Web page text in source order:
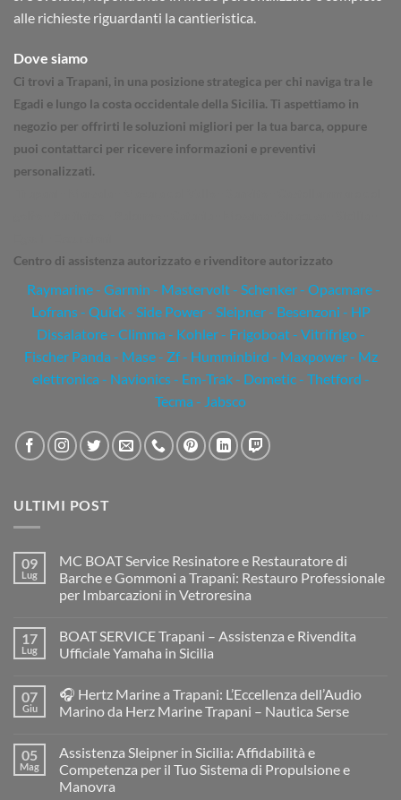
alle richieste riguardanti la cantieristica.
Dove siamo
Ci trovi a Trapani, in una posizione strategica per chi naviga tra le
Egadi e lungo la costa occidentale della Sicilia. Ti aspettiamo in
negozio per offrirti le soluzioni migliori per la tua barca, oppure
puoi contattarci per ricevere informazioni e preventivi
personalizzati.
Centro di assistenza autorizzato e rivenditore autorizzato
Raymarine- Garmin - Mastervolt - Schenker - Opacmare -
Lofrans - Quick - Side Power - Sleipner - Besenzoni - HP
Dissalatore - Climma - Kohler - Frigoboat - Vitrifrigo -
Fischer Panda - Mase - Zf - Humminbird - Maxpower - Mz
elettronica - Navionics - Em-Trak - Dometic - Thetford -
Tecma - Jabsco
ULTIMI POST
09
Lug
MC BOAT Service Resinatore e Restauratore di
Barche e Gommoni a Trapani: Restauro Professionale
per Imbarcazioni in Vetroresina
su
MC
BOAT
e
Restauratore
di
Gommoni
a
Trapani:
Restauro
17
Lug
BOAT SERVICE Trapani – Assistenza e Rivendita
Ufficiale Yamaha in Sicilia
su
BOAT
SERVICE
Assistenza
e
Rivendita
Ufficiale
07
Giu
🎧 Hertz Marine a Trapani: L’Eccellenza dell’Audio
Marino da Herz Marine Trapani – Nautica Serse
su
🎧
Hertz
Marine
05
Mag
Assistenza Sleipner in Sicilia: Affidabilità e
Competenza per il Tuo Sistema di Propulsione e
Manovra